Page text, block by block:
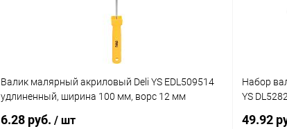
Валик малярный акриловый Deli YS EDL509514
удлиненный, ширина 100 мм, ворс 12 мм
6.28 руб. / шт
Набор
YS
49.92